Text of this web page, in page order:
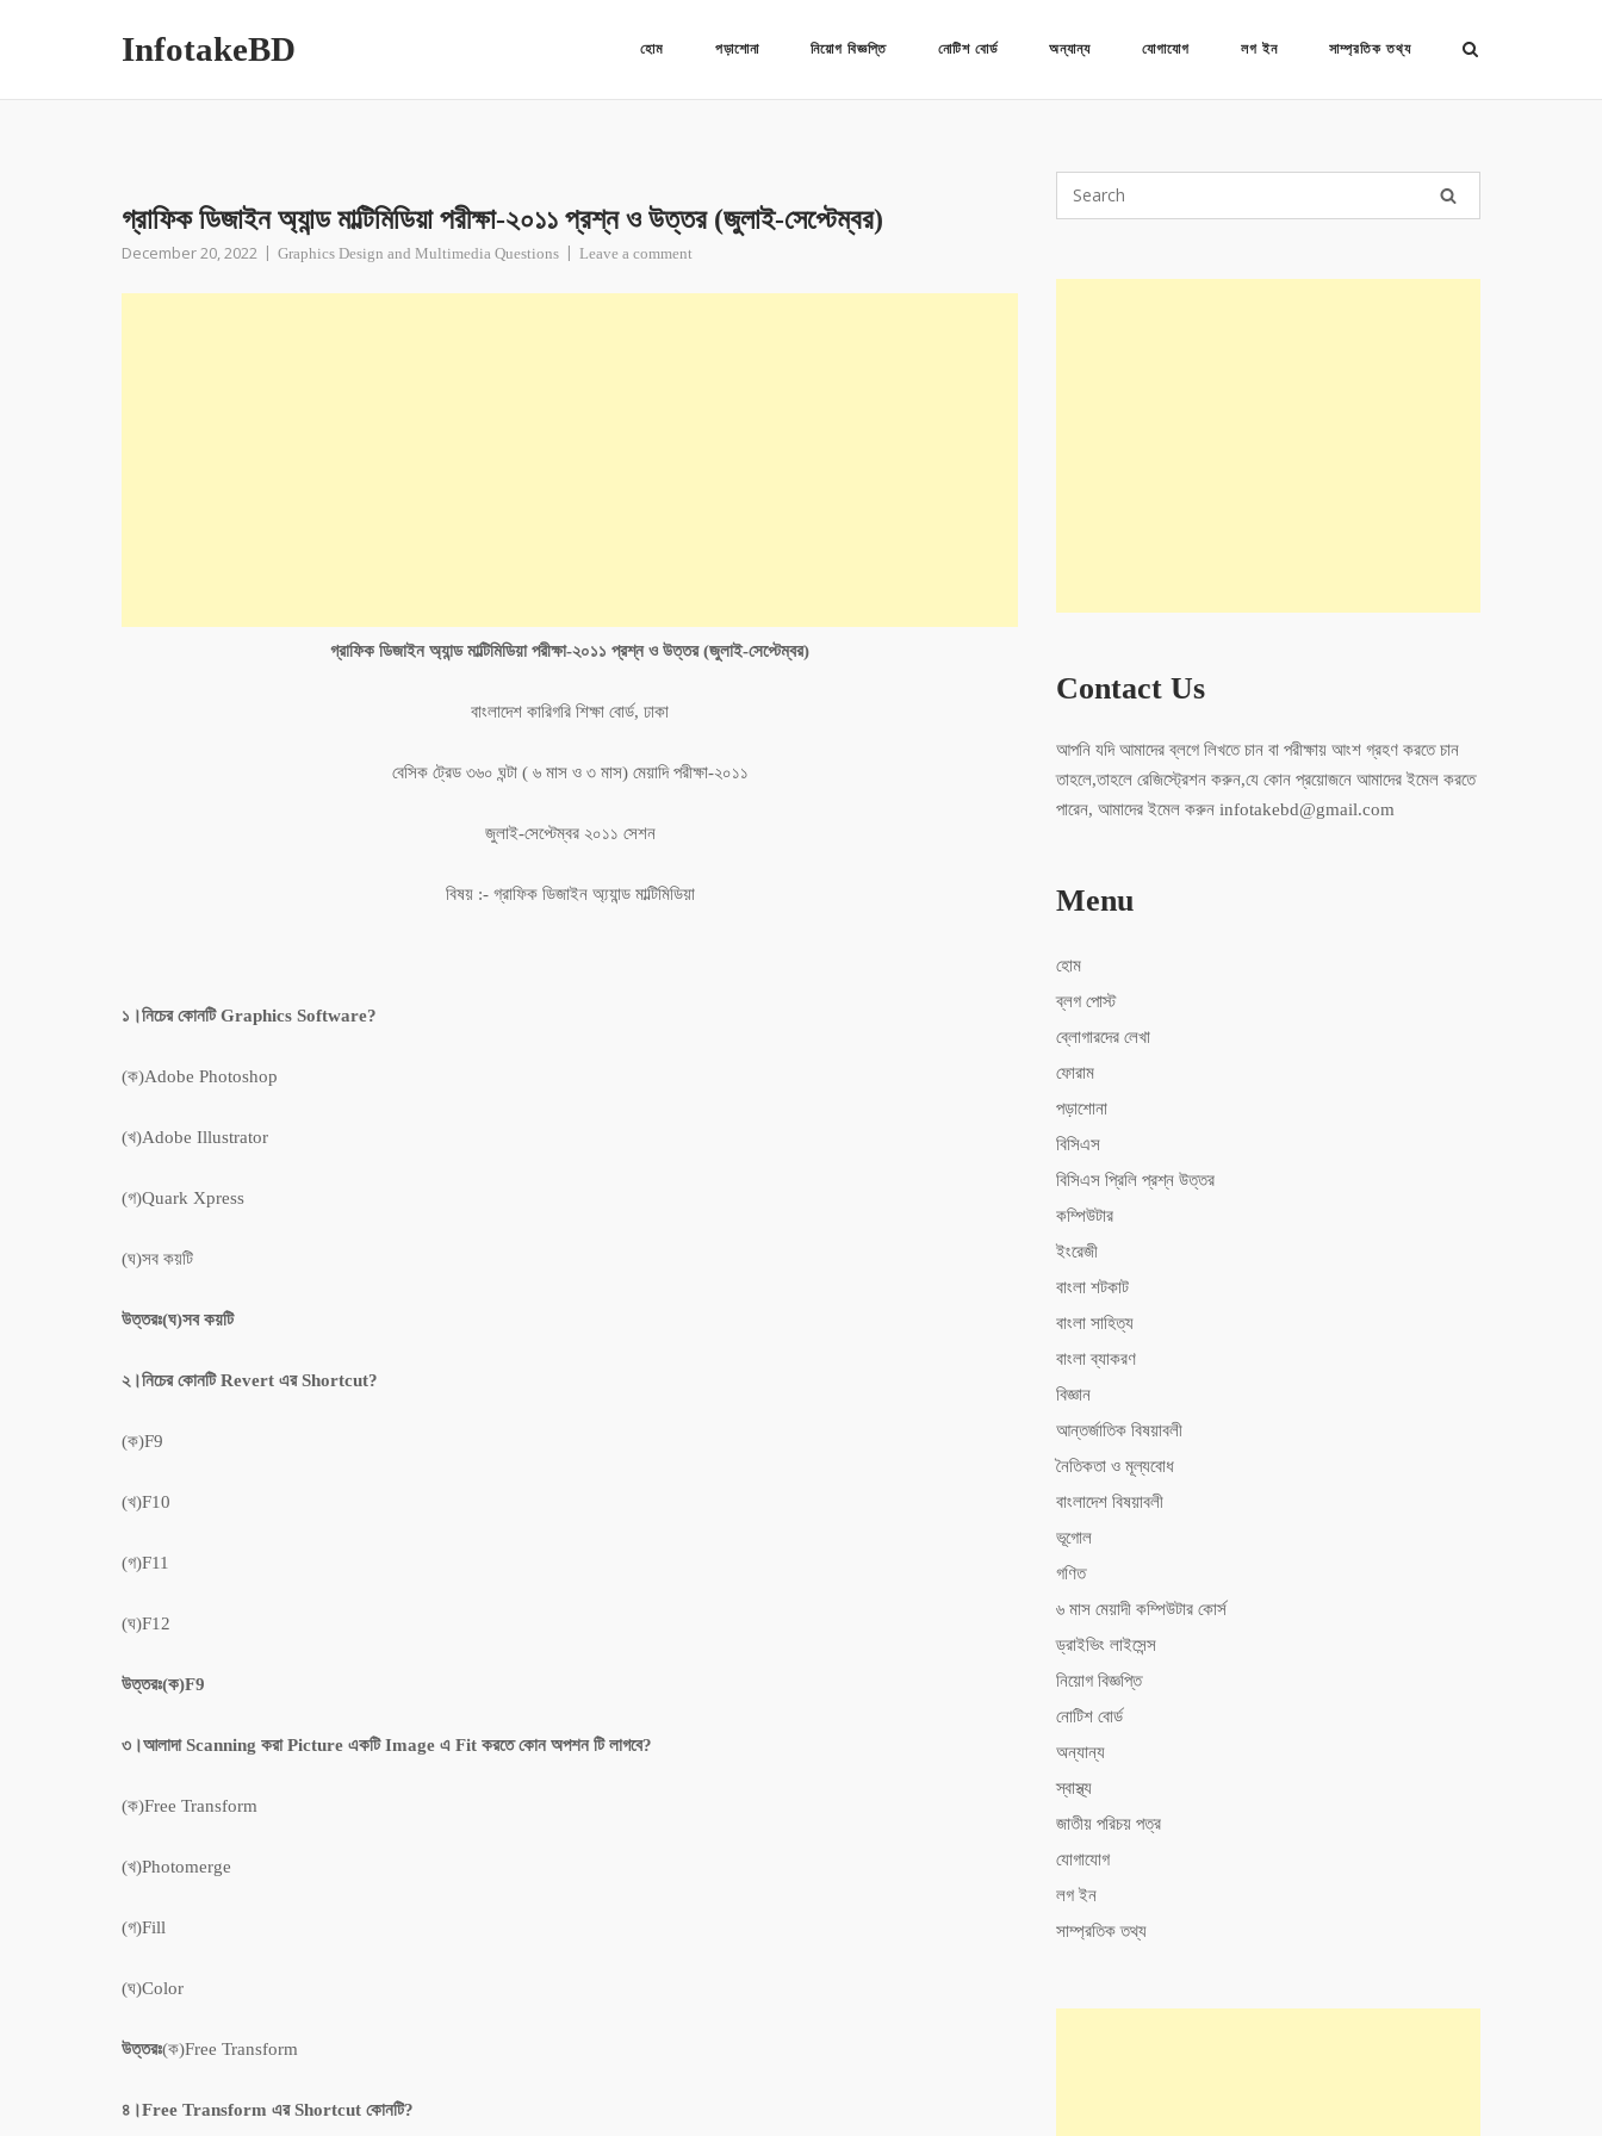
InfotakeBD হোম পড়াশোনা নিয়োগ বিজ্ঞপ্তি নোটিশ বোর্ড অন্যান্য যোগাযোগ লগ ইন সাম্প্রতিক তথ্য
গ্রাফিক ডিজাইন অ্যান্ড মাল্টিমিডিয়া পরীক্ষা-২০১১ প্রশ্ন ও উত্তর (জুলাই-সেপ্টেম্বর)
December 20, 2022 Graphics Design and Multimedia Questions Leave a comment
গ্রাফিক ডিজাইন অ্যান্ড মাল্টিমিডিয়া পরীক্ষা-২০১১ প্রশ্ন ও উত্তর (জুলাই-সেপ্টেম্বর)
বাংলাদেশ কারিগরি শিক্ষা বোর্ড, ঢাকা
বেসিক ট্রেড ৩৬০ ঘন্টা ( ৬ মাস ও ৩ মাস) মেয়াদি পরীক্ষা-২০১১
জুলাই-সেপ্টেম্বর ২০১১ সেশন
বিষয় :- গ্রাফিক ডিজাইন অ্য্যান্ড মাল্টিমিডিয়া
১।নিচের কোনটি Graphics Software?
(ক)Adobe Photoshop
(খ)Adobe Illustrator
(গ)Quark Xpress
(ঘ)সব কয়টি
উত্তরঃ(ঘ)সব কয়টি
২।নিচের কোনটি Revert এর ‍Shortcut?
(ক)F9
(খ)F10
(গ)F11
(ঘ)F12
উত্তরঃ(ক)F9
৩।আলাদা Scanning করা Picture একটি Image এ Fit করতে কোন অপশন টি লাগবে?
(ক)Free Transform
(খ)Photomerge
(গ)Fill
(ঘ)Color
উত্তরঃ(ক)Free Transform
৪।Free Transform এর Shortcut কোনটি?
Contact Us
আপনি যদি আমাদের ব্লগে লিখতে চান বা পরীক্ষায় আংশ গ্রহণ করতে চান
তাহলে,তাহলে রেজিস্ট্রেশন করুন,যে কোন প্রয়োজনে আমাদের ইমেল করতে
পারেন, আমাদের ইমেল করুন infotakebd@gmail.com
Menu
হোম
ব্লগ পোস্ট
ব্লোগারদের লেখা
ফোরাম
পড়াশোনা
বিসিএস
বিসিএস ‍প্রিলি প্রশ্ন উত্তর
কম্পিউটার
ইংরেজী
বাংলা শটকাট
বাংলা সাহিত্য
বাংলা ব্যাকরণ
বিজ্ঞান
আন্তর্জাতিক বিষয়াবলী
নৈতিকতা ও মূল্যবোধ
বাংলাদেশ বিষয়াবলী
ভূগোল
গণিত
৬ মাস মেয়াদী কম্পিউটার কোর্স
ড্রাইভিং লাইসেন্স
নিয়োগ বিজ্ঞপ্তি
নোটিশ বোর্ড
অন্যান্য
স্বাস্থ্য
জাতীয় পরিচয় পত্র
যোগাযোগ
লগ ইন
সাম্প্রতিক তথ্য